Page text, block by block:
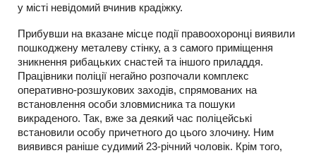
у місті невідомий вчинив крадіжку.
Прибувши на вказане місце події правоохоронці виявили
пошкоджену металеву стінку, а з самого приміщення
зникнення рибацьких снастей та іншого приладдя.
Працівники поліції негайно розпочали комплекс
оперативно-розшукових заходів, спрямованих на
встановлення особи зловмисника та пошуки
викраденого. Так, вже за деякий час поліцейські
встановили особу причетного до цього злочину. Ним
виявився раніше судимий 23-річний чоловік. Крім того,